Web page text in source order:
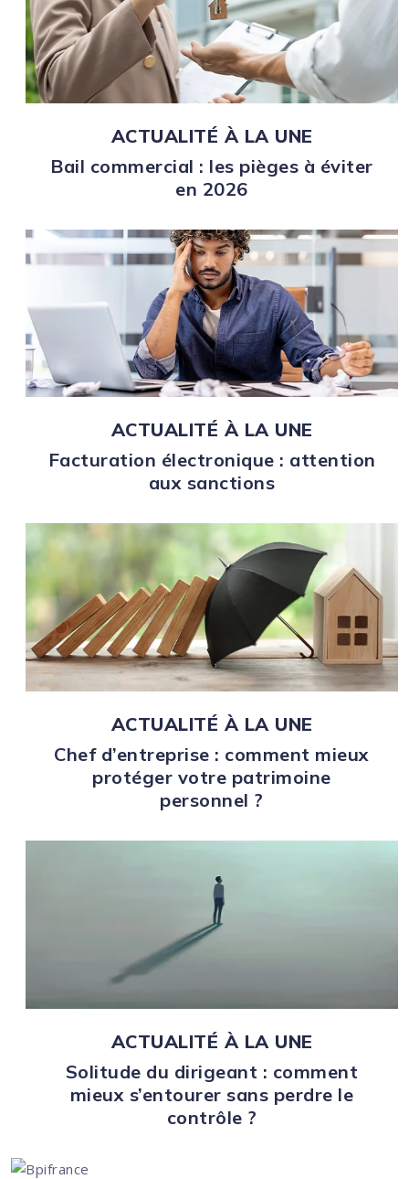
ACTUALITÉ À LA UNE
Bail commercial : les pièges à éviter
en 2026
ACTUALITÉ À LA UNE
Facturation électronique : attention
aux sanctions
ACTUALITÉ À LA UNE
Chef d’entreprise : comment mieux
protéger votre patrimoine
personnel ?
ACTUALITÉ À LA UNE
Solitude du dirigeant : comment
mieux s’entourer sans perdre le
contrôle ?